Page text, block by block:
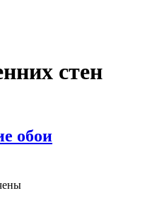
стен
обои